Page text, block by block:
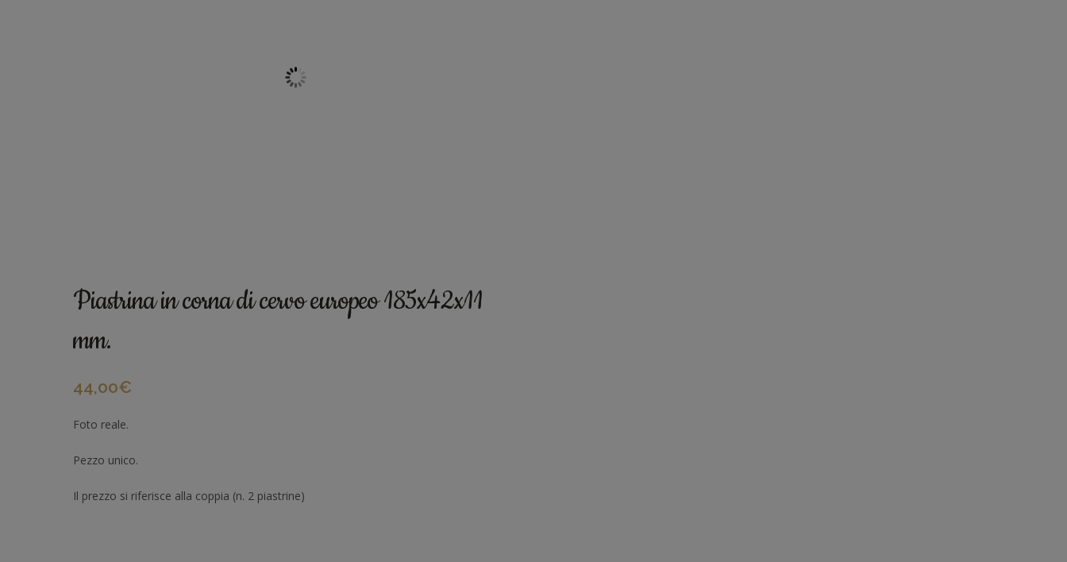
Piastrina in corna di cervo europeo 185x42x11
mm.
44,00€
Foto reale.
Pezzo unico.
Il prezzo si riferisce alla coppia (n. 2 piastrine)